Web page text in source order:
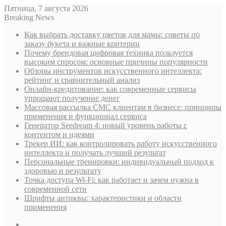
Пятница, 7 августа 2026
Breaking News
Как выбрать доставку цветов для мамы: советы по
заказу букета и важные критерии
Почему брендовая цифровая техника пользуется
высоким спросом: основные причины популярности
Обзоры инструментов искусственного интеллекта:
рейтинг и сравнительный анализ
Онлайн-кредитование: как современные сервисы
упрощают получение денег
Массовая рассылка СМС клиентам в бизнесе: принципы
применения и функционал сервиса
Генератор Seedream 4: новый уровень работы с
контентом и идеями
Трекер ИИ: как контролировать работу искусственного
интеллекта и получать лучший результат
Персональные тренировки: индивидуальный подход к
здоровью и результату
Точка доступа Wi-Fi: как работает и зачем нужна в
современной сети
Шрифты антиквы: характеристики и области
применения